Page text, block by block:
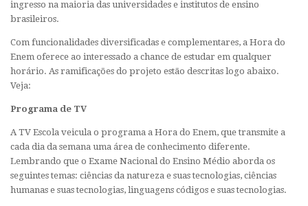
ingresso na maioria das universidades e institutos de ensino
brasileiros.
Com funcionalidades diversificadas e complementares, a Hora do
Enem oferece ao interessado a chance de estudar em qualquer
horário. As ramificações do projeto estão descritas logo abaixo.
Veja:
Programa de TV
A TV Escola veicula o programa a Hora do Enem, que transmite a
cada dia da semana uma área de conhecimento diferente.
Lembrando que o Exame Nacional do Ensino Médio aborda os
seguintes temas: ciências da natureza e suas tecnologias, ciências
humanas e suas tecnologias, linguagens códigos e suas tecnologias.